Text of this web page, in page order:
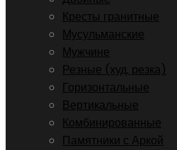
Кресты гранитные
Мусульманские
Мужчине
Резные (худ. резка)
Горизонтальные
Вертикальные
Комбинированные
Памятники с Аркой